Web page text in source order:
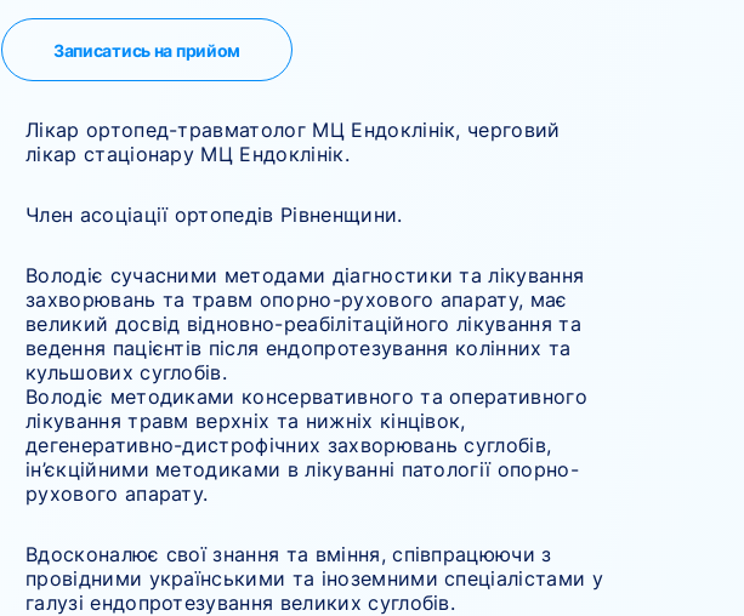
Записатись на прийом
Лікар ортопед-травматолог МЦ Ендоклінік, черговий
лікар стаціонару МЦ Ендоклінік.
Член асоціації ортопедів Рівненщини.
Володіє сучасними методами діагностики та лікування
захворювань та травм опорно-рухового апарату, має
великий досвід відновно-реабілітаційного лікування та
ведення пацієнтів після ендопротезування колінних та
кульшових суглобів.
Володіє методиками консервативного та оперативного
лікування травм верхніх та нижніх кінцівок,
дегенеративно-дистрофічних захворювань суглобів,
ін’єкційними методиками в лікуванні патології опорно-
рухового апарату.
Вдосконалює свої знання та вміння, співпрацюючи з
провідними українськими та іноземними спеціалістами у
галузі ендопротезування великих суглобів.